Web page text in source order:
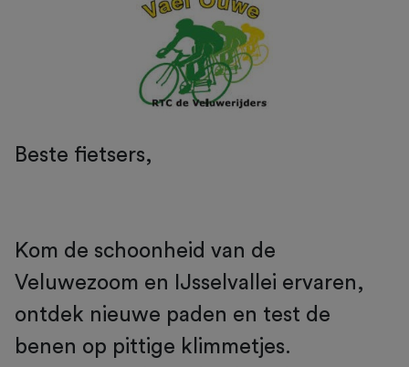
Beste fietsers,
Kom de schoonheid van de
Veluwezoom en IJsselvallei ervaren,
ontdek nieuwe paden en test de
benen op pittige klimmetjes.